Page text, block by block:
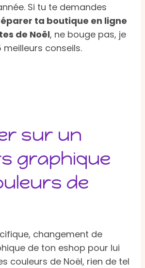
Si tu te demandes
ta boutique en ligne
de Noël, ne bouge pas, je
meilleurs conseils.
sur un
graphique
de
changement de
de ton eshop pour lui
couleurs de Noël, rien de tel